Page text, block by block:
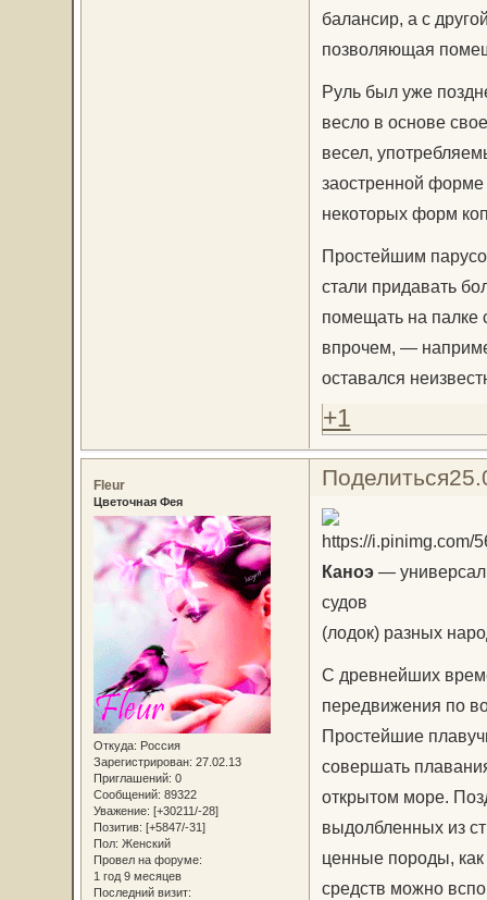
балансир, а с
позволяющая
Руль был уже
весло в основе
весел,
заостренной форме
некоторых форм
Простейшим
стали придавать
помещать на палке
впрочем, —
оставался
+1
Поделиться
Fleur
Цветочная Фея
Откуда: Россия
Зарегистрирован: 27.02.13
Приглашений: 0
Сообщений: 89322
Уважение: [+30211/-28]
Позитив: [+5847/-31]
Пол: Женский
Провел на форуме:
1 год 9 месяцев
Последний визит:
Каноэ—
судов
(лодок) разных
С древнейших
передвижения по
Простейшие
совершать
открытом море.
выдолбленных из
ценные породы, как
средств можно